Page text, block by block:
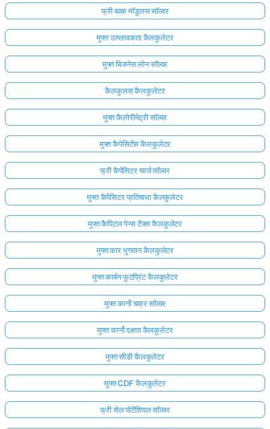
फ्री बल्क मॉडुलस सॉल्वर
मुफ्त उत्प्लावकता कैलकुलेटर
मुफ्त बिजनेस लोन सॉल्वर
कैलकुलस कैलकुलेटर
मुफ्त कैलोरीमेट्री सॉल्वर
मुफ्त कैपेसिटेंस कैलकुलेटर
फ्री कैपेसिटर चार्ज सॉल्वर
मुफ्त कैपेसिटर प्रतिबाधा कैलकुलेटर
मुफ्त कैपिटल गेन्स टैक्स कैलकुलेटर
मुफ्त कार भुगतान कैलकुलेटर
मुफ्त कार्बन फुटप्रिंट कैलकुलेटर
मुफ्त कार्नो चक्र सॉल्वर
मुफ्त कार्नो दक्षता कैलकुलेटर
मुफ्त सीडी कैलकुलेटर
मुफ्त CDF कैलकुलेटर
फ्री सेल पोटेंशियल सॉल्वर